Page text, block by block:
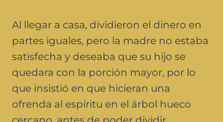
Al llegar a casa, dividieron el dinero en
partes iguales, pero la madre no estaba
satisfecha y deseaba que su hijo se
quedara con la porción mayor, por lo
que insistió en que hicieran una
ofrenda al espíritu en el árbol hueco